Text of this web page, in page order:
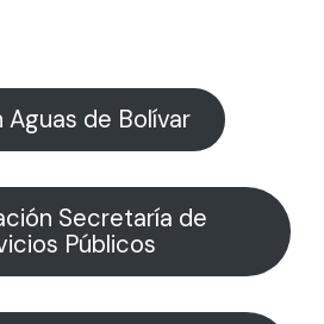
de Bolívar
Secretaría de
Públicos